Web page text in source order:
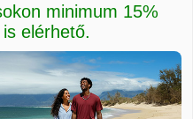
minimum 15%
elérhető.